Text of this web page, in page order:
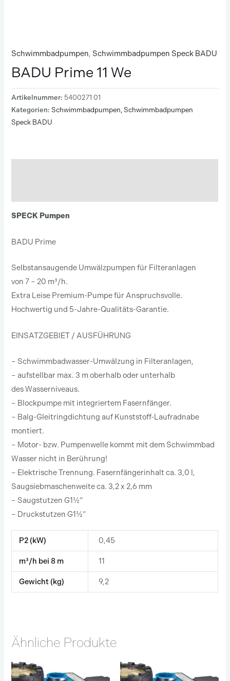
Schwimmbadpumpen, Schwimmbadpumpen Speck BADU
BADU Prime 11 We
Artikelnummer: 5400271 01
Kategorien:Schwimmbadpumpen,Schwimmbadpumpen
Speck BADU
SPECK Pumpen
BADU Prime
Selbstansaugende Umwälzpumpen für Filteranlagen
von 7 – 20 m³/h.
Extra Leise Premium-Pumpe für Anspruchsvolle.
Hochwertig und 5-Jahre-Qualitäts-Garantie.
EINSATZGEBIET / AUSFÜHRUNG
– Schwimmbadwasser-Umwälzung in Filteranlagen,
– aufstellbar max. 3 m oberhalb oder unterhalb
des Wasserniveaus.
– Blockpumpe mit integriertem Fasernfänger.
– Balg-Gleitringdichtung auf Kunststoff-Laufradnabe
montiert.
– Motor- bzw. Pumpenwelle kommt mit dem Schwimmbad
Wasser nicht in Berührung!
– Elektrische Trennung. Fasernfängerinhalt ca. 3,0 l,
Saugsiebmaschenweite ca. 3,2 x 2,6 mm
– Saugstutzen G1½“
– Druckstutzen G1½“
P2 (kW) 0,45
m³/h bei 8 m 11
Gewicht (kg) 9,2
Ähnliche Produkte